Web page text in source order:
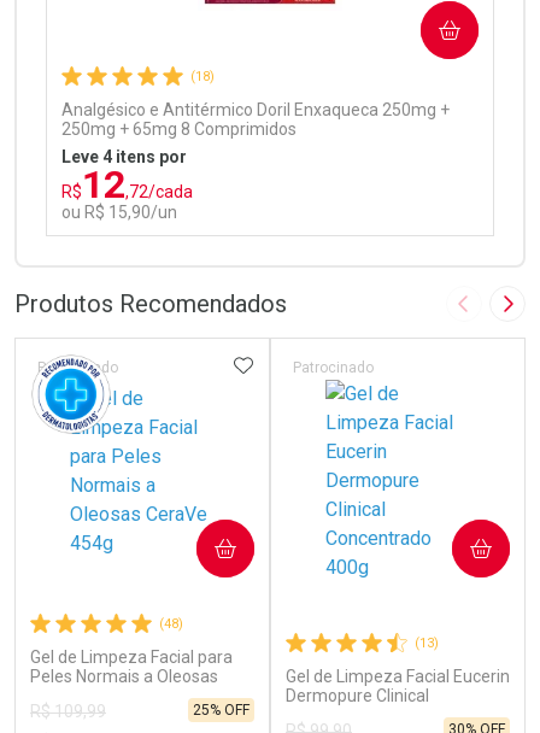
(18)
Analgésico e Antitérmico Doril Enxaqueca 250mg +
250mg + 65mg 8 Comprimidos
Leve 4 itens por
R$12,72/cada
ou R$ 15,90/un
COMPRAR
Laboratório
Ativar Desconto
Por R$ 15,90/cada
Por Menos
Por R$ 15,90/cada
Produtos Recomendados Imagem
(48)
Gel de Limpeza Facial para
Peles Normais a Oleosas
Patrocinado
R$ 109,99
25% OFF
ADICIONAR AOS FAVORITOS
COMPRAR
(13)
Gel de Limpeza Facial Eucerin
Dermopure Clinical
Patrocinado
30% OFF
COMPRAR